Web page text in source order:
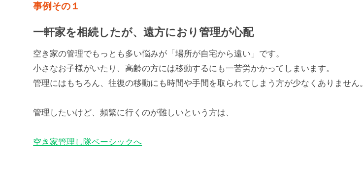
事例その１
一軒家を相続したが、遠方におり管理が心配
空き家の管理でもっとも多い悩みが「場所が自宅から遠い」です。
小さなお子様がいたり、高齢の方には移動するにも一苦労かかってしまいます。
管理にはもちろん、往復の移動にも時間や手間を取られてしまう方が少なくありません。
管理したいけど、頻繁に行くのが難しいという方は、
空き家管理し隊ベーシックへ